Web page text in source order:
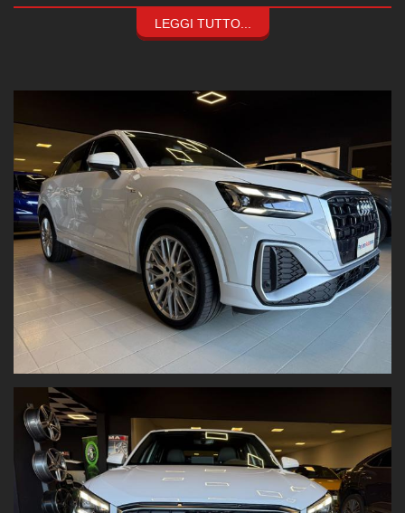
Formule finanziarie personalizzate
tassi agevolati, grazie alle convenzioni con le
Copertureparziali o totali,valore a nuovo fino a 84 mesie
Assistenza completa:
Manutenzione ordinaria e straordinaria interna
Carrozzeria eassistenza stradaleper supportarti a 360°
Audi Q2 35 TDI S tronic S line Edition
Accessori principali:
Fari LED Matrix
Fari posteriori LED con indicatori dinamici
Esterni S line
Interni S line
Cerchi in lega da 19"
Pack Cromo
Volante sportivo multifunzione
Sedili misto tessuto/pelle
Specchietto interno fotocromatico
Front Assist
Adaptive Cruise Control
Limitatore di velocità
Sensori di parcheggio anteriori e posteriori
Telecamera posteriore
LEGGI TUTTO...